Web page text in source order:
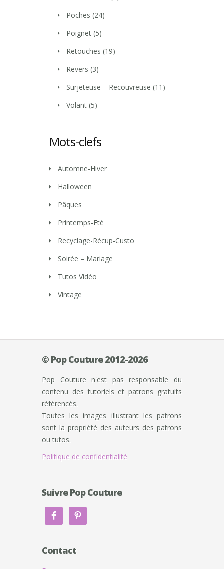
Poches (24)
Poignet (5)
Retouches (19)
Revers (3)
Surjeteuse – Recouvreuse (11)
Volant (5)
Mots-clefs
Automne-Hiver
Halloween
Pâques
Printemps-Eté
Recyclage-Récup-Custo
Soirée – Mariage
Tutos Vidéo
Vintage
© Pop Couture 2012-2026
Pop Couture n'est pas responsable du
contenu des tutoriels et patrons gratuits
référencés.
Toutes les images illustrant les patrons
sont la propriété des auteurs des patrons
ou tutos.
Politique de confidentialité
Suivre Pop Couture
Contact